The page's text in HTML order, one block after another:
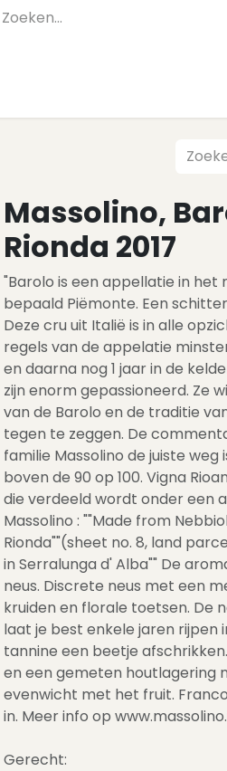
Massolino,
Rionda 2017
"Barolo is een appellatie in
bepaald Piëmonte. Een
Deze cru uit Italië is in alle
regels van de appelatie
en daarna nog 1 jaar in de
zijn enorm gepassioneerd. Ze
van de Barolo en de traditie
tegen te zeggen. De
familie Massolino de juiste weg
boven de 90 op 100. Vigna
die verdeeld wordt onder een
Massolino : ""Made from
Rionda""(sheet no. 8, land
in Serralunga d' Alba"" De
neus. Discrete neus met een
kruiden en florale toetsen. De
laat je best enkele jaren rijpen
tannine een beetje
en een gemeten houtlagering
evenwicht met het fruit.
in. Meer info op
Gerecht: